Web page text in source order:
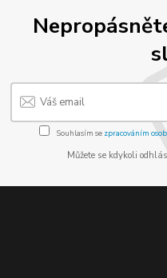
Souhlasím se zpracováním
Můžete se kdykoli